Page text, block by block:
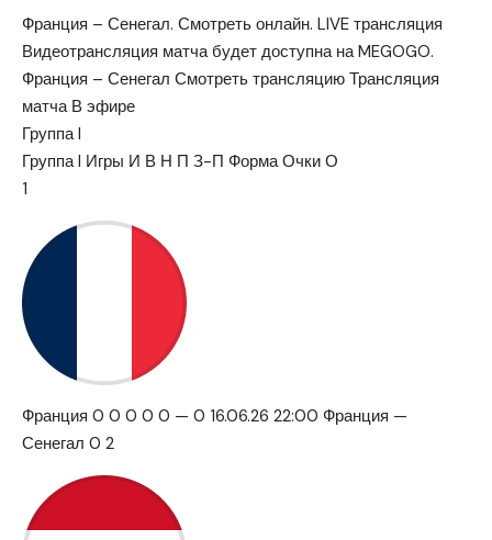
Франция – Сенегал. Смотреть онлайн. LIVE трансляция
Видеотрансляция матча будет доступна на MEGOGO.
Франция – Сенегал Смотреть трансляцию Трансляция
матча В эфире
Группа I
Группа I Игры И В Н П З-П Форма Очки О
1
Франция 0 0 0 0 0 — 0 16.06.26 22:00 Франция —
Сенегал 0 2